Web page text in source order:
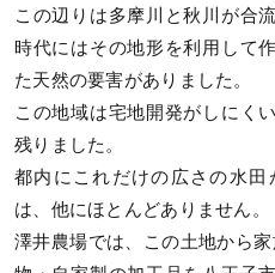
この辺りは多摩川と秋川が合
時代にはその地形を利用して
た天然の要害がありました。
この地域は宅地開発がしにく
残りました。
都内にこれだけの広さの水
は、他にほとんどありません。
澤井農場では、この土地から